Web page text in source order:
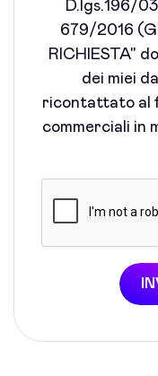
D.lgs.196/
679/2016
RICHIESTA"
dei miei
ricontattato al
commerciali in